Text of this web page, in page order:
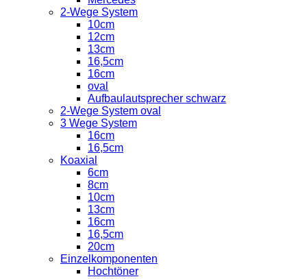
2-Wege System
10cm
12cm
13cm
16,5cm
16cm
oval
Aufbaulautsprecher schwarz
2-Wege System oval
3 Wege System
16cm
16,5cm
Koaxial
6cm
8cm
10cm
13cm
16cm
16,5cm
20cm
Einzelkomponenten
Hochtöner